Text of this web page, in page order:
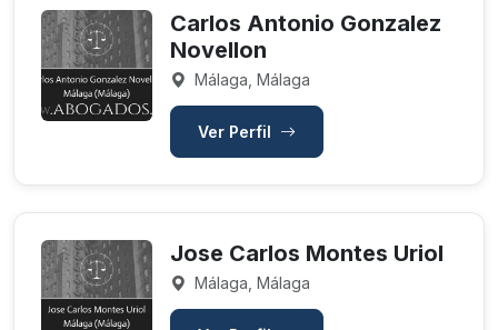
Carlos Antonio Gonzalez
Novellon
Málaga, Málaga
Ver Perfil
Jose Carlos Montes Uriol
Málaga, Málaga